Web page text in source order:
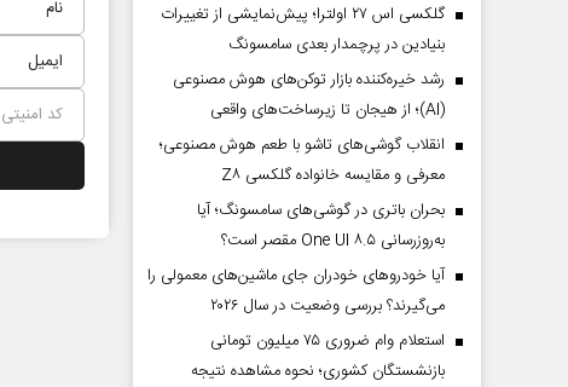
گلکسی اس ۲۷ اولترا؛ پیش‌نمایشی از تغییرات
بنیادین در پرچمدار بعدی سامسونگ
رشد خیره‌کننده بازار توکن‌های هوش مصنوعی
(AI)؛ از هیجان تا زیرساخت‌های واقعی
انقلاب گوشی‌های تاشو‌ با طعم هوش مصنوعی؛
معرفی و مقایسه خانواده گلکسی Z۸
بحران باتری در گوشی‌های سامسونگ؛ آیا
به‌روزرسانی One UI ۸.۵ مقصر است؟
آیا خودروهای خودران جای ماشین‌های معمولی را
می‌گیرند؟ بررسی وضعیت در سال ۲۰۲۶
استعلام وام ضروری ۷۵ میلیون تومانی
بازنشستگان کشوری؛ نحوه مشاهده نتیجه